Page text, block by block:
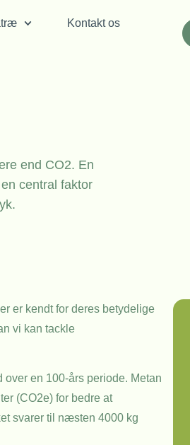
Kontakt os
end CO2. En
central faktor
er kendt for deres betydelige
vi kan tackle
en 100-års periode. Metan
(CO2e) for bedre at
svarer til næsten 4000 kg